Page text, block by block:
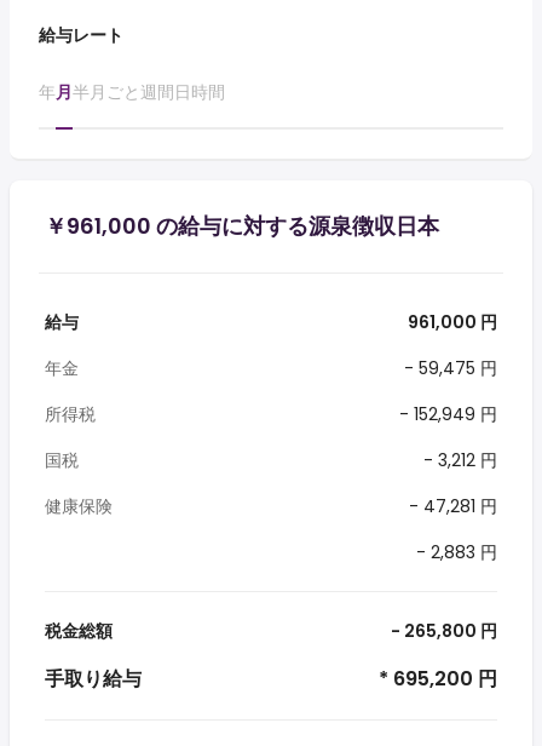
給与レート
年月半月ごと週間日時間
￥961,000 の給与に対する源泉徴収日本
給与
961,000 円
年金
- 59,475 円
所得税
- 152,949 円
国税
- 3,212 円
健康保険
- 47,281 円
- 2,883 円
税金総額 - 265,800 円
手取り給与 * 695,200 円